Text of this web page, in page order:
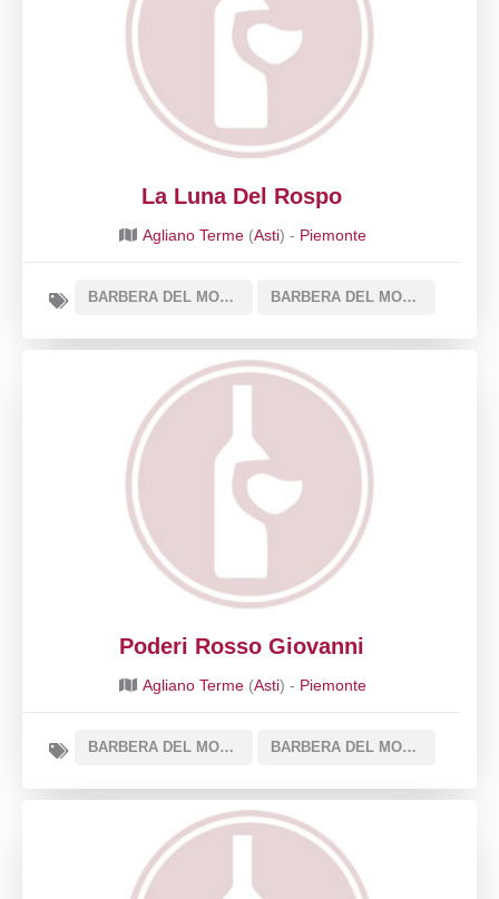
La Luna Del Rospo
Agliano Terme(Asti) - Piemonte
BARBERA DEL MONFERRATO DOC BARBERA DEL MONFERRATO SUPERIORE DOCG
Poderi Rosso Giovanni
Agliano Terme(Asti) - Piemonte
BARBERA DEL MONFERRATO DOC BARBERA DEL MONFERRATO SUPERIORE DOCG